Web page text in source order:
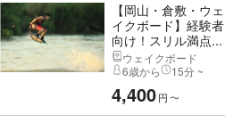
【岡山・倉敷・ウェ
イクボード】経験者
向け！スリル満点...
ウェイクボード
6歳から
15分 ~
4,400円 〜